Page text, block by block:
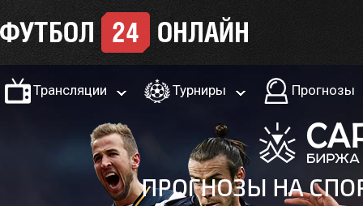
Трансляции Турниры Прогнозы